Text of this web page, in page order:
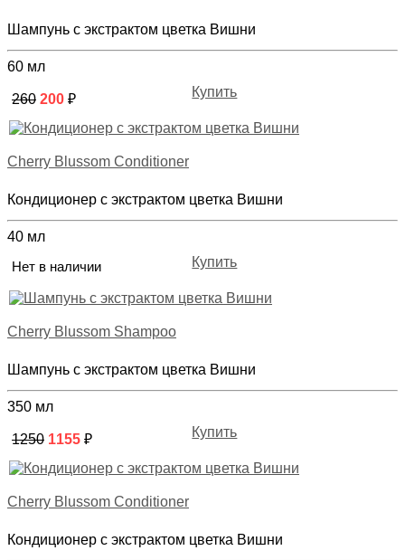
Шампунь с экстрактом цветка Вишни
60 мл
260 200 ₽ Купить
Cherry Blussom Conditioner
Кондиционер с экстрактом цветка Вишни
40 мл
Нет в наличии
Купить
Cherry Blussom Shampoo
Шампунь с экстрактом цветка Вишни
350 мл
1250 1155 ₽ Купить
Cherry Blussom Conditioner
Кондиционер с экстрактом цветка Вишни